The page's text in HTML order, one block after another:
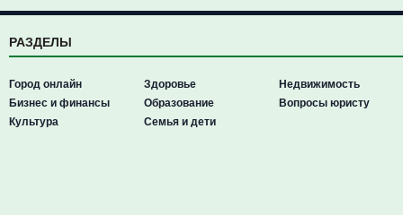
РАЗДЕЛЫ
Город онлайн
Бизнес и финансы
Культура
Здоровье
Образование
Семья и дети
Недвижимость
Вопросы юристу